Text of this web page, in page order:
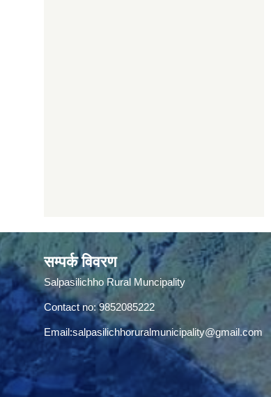
सम्पर्क विवरण
Salpasilichho Rural Muncipality
Contact no: 9852085222
Email:salpasilichhoruralmunicipality@gmail.com